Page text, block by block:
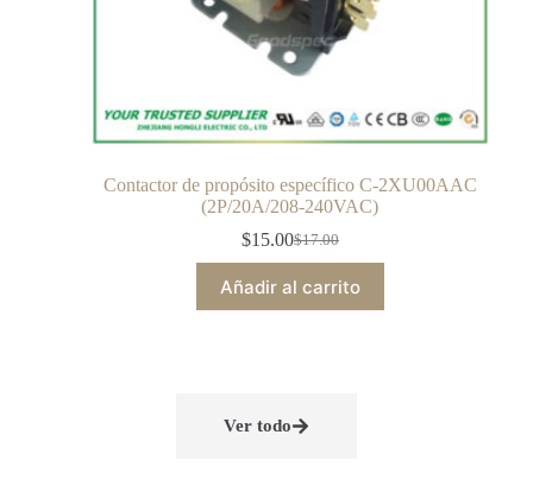
Contactor de propósito específico C-2XU00AAC
(2P/20A/208-240VAC)
$17.00
$15.00
Añadir al carrito
Ver todo